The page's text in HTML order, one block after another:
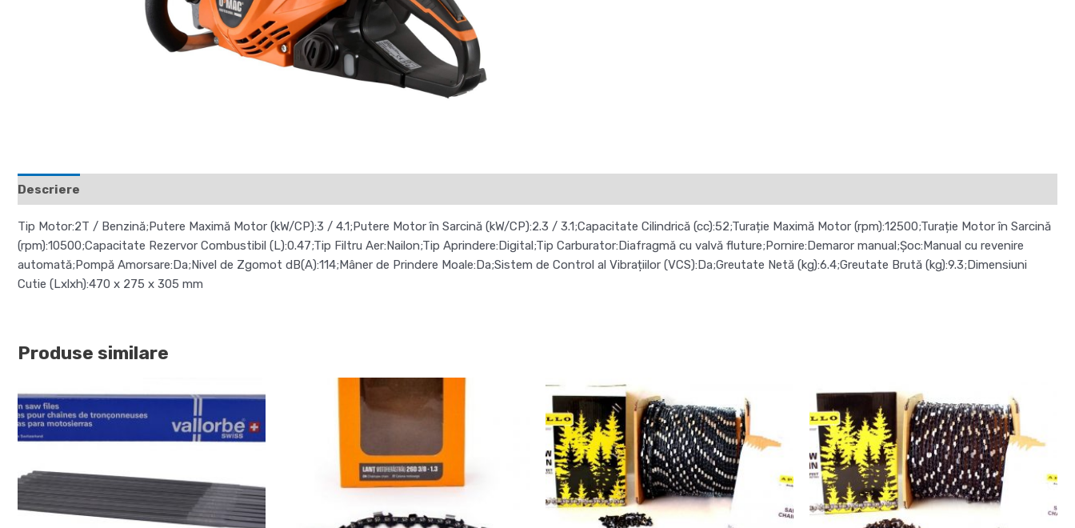
Descriere
Tip Motor:2T / Benzină;Putere Maximă Motor (kW/CP):3 / 4.1;Putere Motor în Sarcină (kW/CP):2.3 / 3.1;Capacitate Cilindrică (cc):52;Turație Maximă Motor (rpm):12500;Turație Motor în Sarcină
(rpm):10500;Capacitate Rezervor Combustibil (L):0.47;Tip Filtru Aer:Nailon;Tip Aprindere:Digital;Tip Carburator:Diafragmă cu valvă fluture;Pornire:Demaror manual;Șoc:Manual cu revenire
automată;Pompă Amorsare:Da;Nivel de Zgomot dB(A):114;Mâner de Prindere Moale:Da;Sistem de Control al Vibrațiilor (VCS):Da;Greutate Netă (kg):6.4;Greutate Brută (kg):9.3;Dimensiuni
Cutie (Lxlxh):470 x 275 x 305 mm
Produse similare